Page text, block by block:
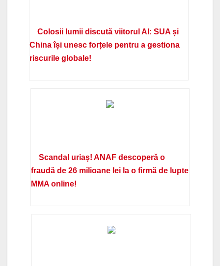
Colosii lumii discută viitorul AI: SUA și
China își unesc forțele pentru a gestiona
riscurile globale!
Scandal uriaș! ANAF descoperă o
fraudă de 26 milioane lei la o firmă de lupte
MMA online!